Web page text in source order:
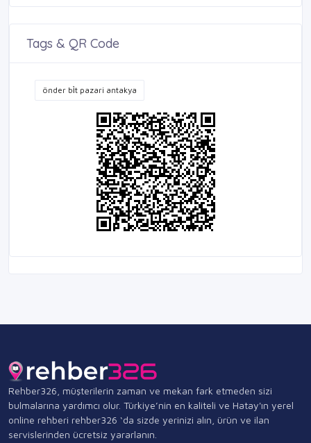
Tags & QR Code
önder bi̇t pazari antakya
Rehber326, müşterilerin zaman ve mekan fark etmeden sizi
bulmalarına yardımcı olur. Türkiye’nin en kaliteli ve Hatay'ın yerel
online rehberi rehber326 ‘da sizde yerinizi alın, ürün ve ilan
servislerinden ücretsiz yararlanın.